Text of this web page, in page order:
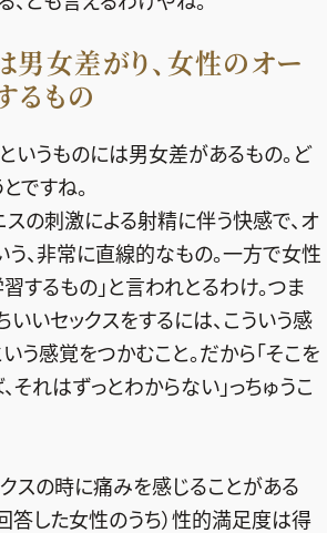
男女差がり、女性のオー
るもの
いうものには男女差があるもの。ど
ですね。
スの刺激による射精に伴う快感で、オ
う、非常に直線的なもの。一方で女性
するもの」と言われとるわけ。つま
いいセックスをするには、こういう感
う感覚をつかむこと。だから「そこを
それはずっとわからない」っちゅうこ
クスの時に痛みを感じることがある
回答した女性のうち）性的満足度は得